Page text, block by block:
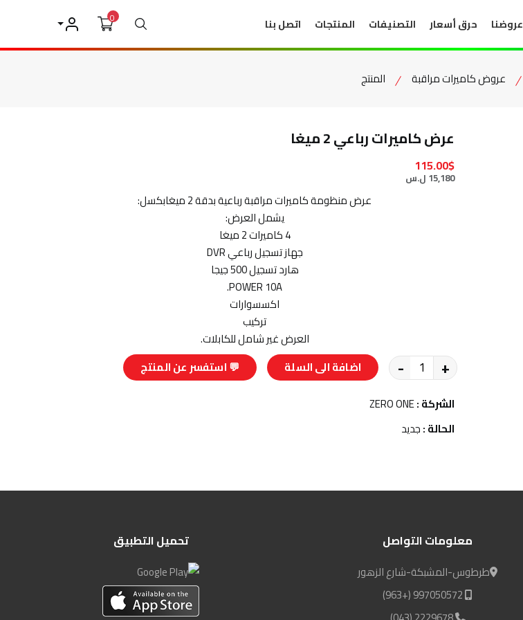
عروضنا حرق أسعار التصنيفات المنتجات اتصل بنا بحث0
حسابي
عروض كاميرات مراقبة المنتج
عرض كاميرات رباعي 2 ميغا
115.00$
15,180 ل.س
عرض منظومة كاميرات مراقبة رباعية بدقة 2 ميغابكسل:
يشمل العرض:
4 كاميرات 2 ميغا
جهاز تسجيل رباعي DVR
هارد تسجيل 500 جيجا
POWER 10A.
اكسسوارات
تركيب
العرض غير شامل للكابلات.
- + اضافة الى السلة
💬 استفسر عن المنتج
الشركة :ZERO ONE
الحالة :جديد
معلومات التواصل
طرطوس-المشبكة-شارع الزهور
997050572 (+963)
تحميل التطبيق